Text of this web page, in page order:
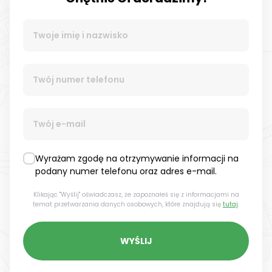
Wyrażam zgodę na otrzymywanie informacji na
podany numer telefonu oraz adres e-mail.
Klikając "Wyślij" oświadczasz, że zapoznałeś się z informacjami na
temat przetwarzania danych osobowych, które znajdują się tutaj.
WYŚLIJ